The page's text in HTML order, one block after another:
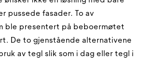
pussede fasader. To av
ble presentert på beboermøtet
De to gjenstående alternativene
av tegl slik som i dag eller tegl i